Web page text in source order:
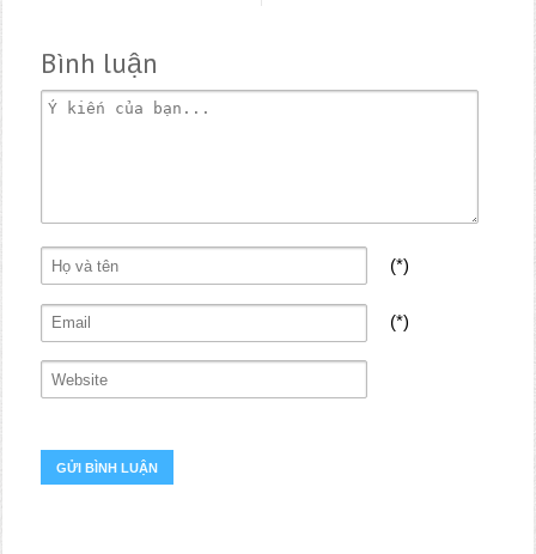
Bình luận
(*)
(*)